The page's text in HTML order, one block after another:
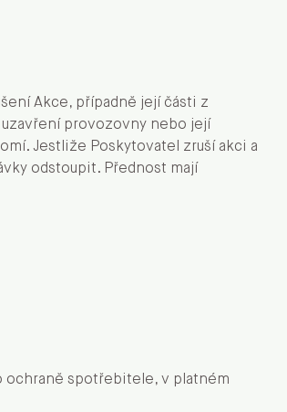
Akce, případně její části z
provozovny nebo její
Jestliže Poskytovatel zruší akci a
odstoupit. Přednost mají
ochraně spotřebitele, v platném